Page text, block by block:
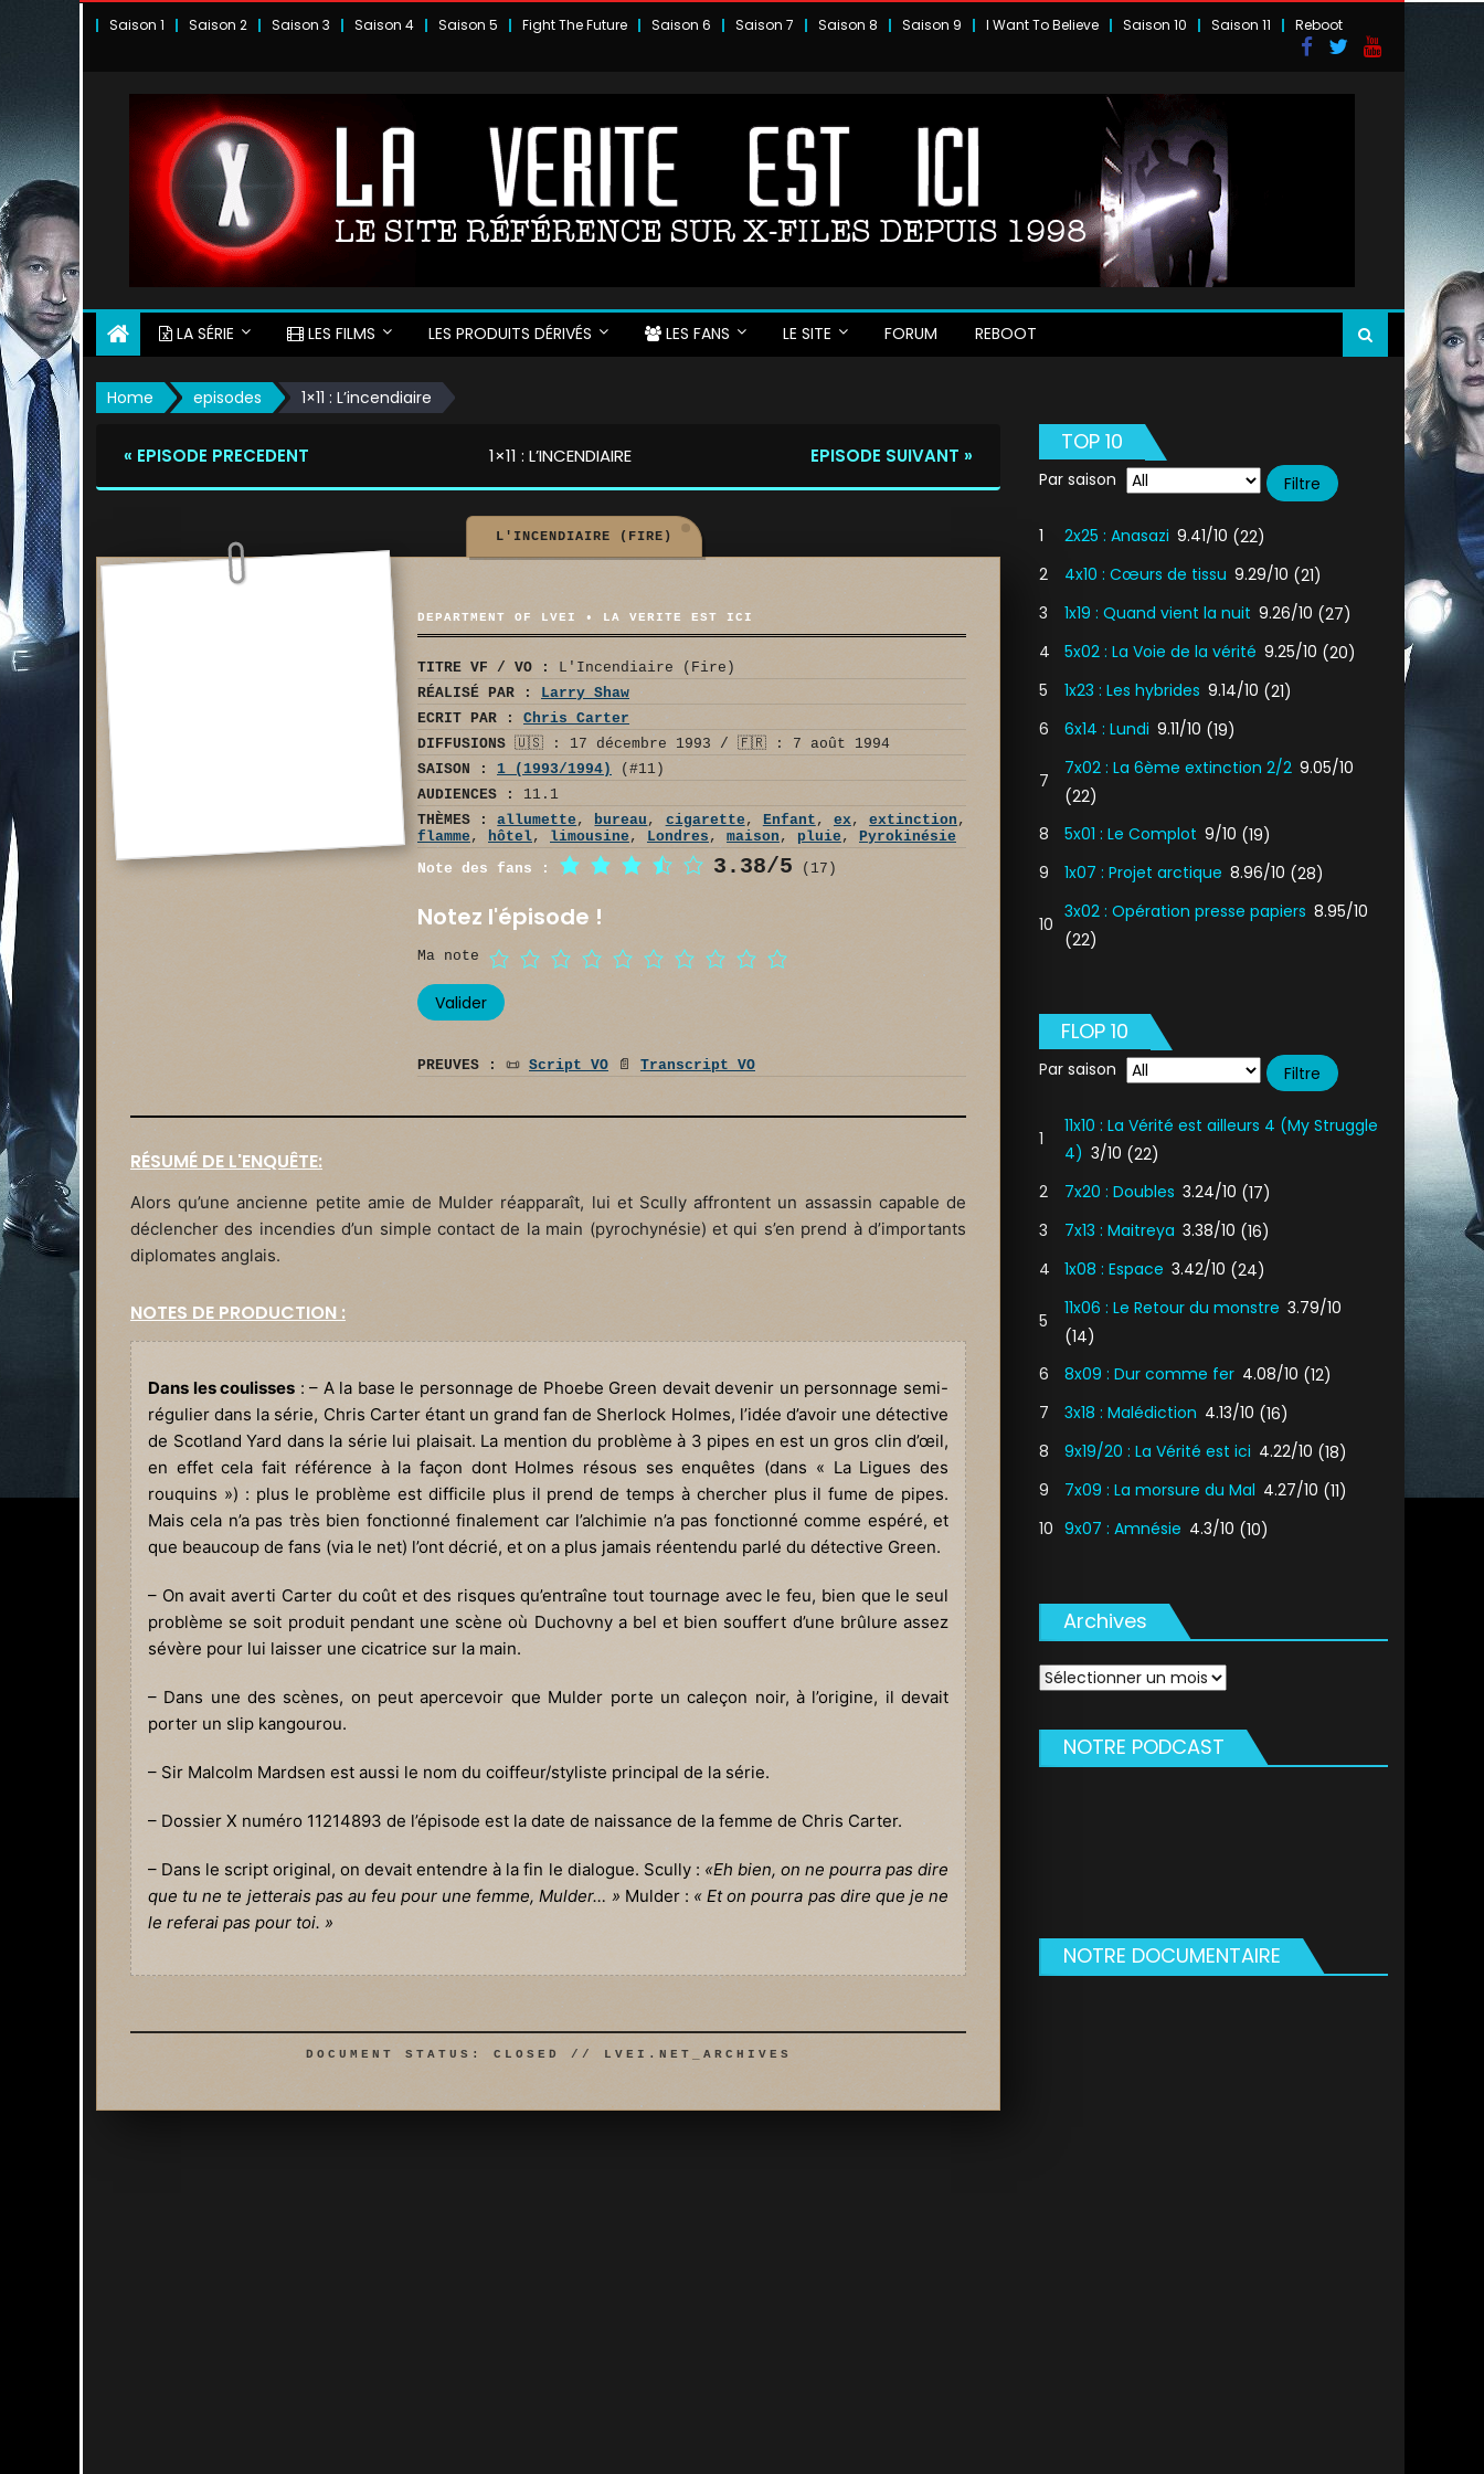
Saison 1 Saison 2 Saison 3 Saison 4 Saison 5 Fight The Future Saison 6 Saison 7 Saison 8 Saison 9 I Want To Believe Saison 10 Saison 11 Reboot
LA SÉRIE LES FILMS LES PRODUITS DÉRIVÉS LES FANS LE SITE FORUM REBOOT
Home episodes 1×11 : L’incendiaire
« EPISODE PRECEDENT 1×11 : L’INCENDIAIRE EPISODE SUIVANT »
L'INCENDIAIRE (FIRE)
DEPARTMENT OF LVEI • LA VERITE EST ICI
TITRE VF / VO :
L'Incendiaire (Fire)
RÉALISÉ PAR :
Larry Shaw
ECRIT PAR :
Chris Carter
DIFFUSIONS 🇺🇸 : 17 décembre 1993 / 🇫🇷 : 7 août 1994
SAISON :
1 (1993/1994)
(#11)
AUDIENCES :
11.1
THÈMES :
allumette , bureau , cigarette , Enfant , ex,extinction ,
flamme , hôtel, limousine , Londres , maison , pluie , Pyrokinésie
Note des fans :
3.38/5 (17)
Notez l'épisode !
Ma note
PREUVES : 📜 Script VO 📄 Transcript VO
RÉSUMÉ DE L'ENQUÊTE:
Alors qu’une ancienne petite amie de Mulder réapparaît, lui et Scully affrontent un assassin capable de
déclencher des incendies d’un simple contact de la main (pyrochynésie) et qui s’en prend à d’importants
diplomates anglais.
NOTES DE PRODUCTION :
Dans les coulisses : – A la base le personnage de Phoebe Green devait devenir un personnage semi-
régulier dans la série, Chris Carter étant un grand fan de Sherlock Holmes, l’idée d’avoir une détective
de Scotland Yard dans la série lui plaisait. La mention du problème à 3 pipes en est un gros clin d’œil,
en effet cela fait référence à la façon dont Holmes résous ses enquêtes (dans « La Ligues des
rouquins ») : plus le problème est difficile plus il prend de temps à chercher plus il fume de pipes.
Mais cela n’a pas très bien fonctionné finalement car l’alchimie n’a pas fonctionné comme espéré, et
que beaucoup de fans (via le net) l’ont décrié, et on a plus jamais réentendu parlé du détective Green.
– On avait averti Carter du coût et des risques qu’entraîne tout tournage avec le feu, bien que le seul
problème se soit produit pendant une scène où Duchovny a bel et bien souffert d’une brûlure assez
sévère pour lui laisser une cicatrice sur la main.
– Dans une des scènes, on peut apercevoir que Mulder porte un caleçon noir, à l’origine, il devait
porter un slip kangourou.
– Sir Malcolm Mardsen est aussi le nom du coiffeur/styliste principal de la série.
– Dossier X numéro 11214893 de l’épisode est la date de naissance de la femme de Chris Carter.
– Dans le script original, on devait entendre à la fin le dialogue. Scully : «Eh bien, on ne pourra pas dire
que tu ne te jetterais pas au feu pour une femme, Mulder… » Mulder : « Et on pourra pas dire que je ne
le referai pas pour toi. »
DOCUMENT STATUS: CLOSED // LVEI.NET_ARCHIVES
TOP 10
Par saison
1 2x25 : Anasazi 9.41/10 (22)
2
4x10 : Cœurs de tissu 9.29/10 (21)
3
1x19 : Quand vient la nuit 9.26/10 (27)
4
5x02 : La Voie de la vérité 9.25/10 (20)
5
1x23 : Les hybrides 9.14/10 (21)
6
6x14 : Lundi 9.11/10 (19)
7
7x02 : La 6ème extinction 2/2 9.05/10
(22)
8
5x01 : Le Complot 9/10 (19)
9
1x07 : Projet arctique 8.96/10 (28)
10
3x02 : Opération presse papiers 8.95/10
(22)
FLOP 10
Par saison
1
11x10 : La Vérité est ailleurs 4 (My Struggle
4) 3/10 (22)
2
7x20 : Doubles 3.24/10 (17)
3
7x13 : Maitreya 3.38/10 (16)
4
1x08 : Espace 3.42/10 (24)
5
11x06 : Le Retour du monstre 3.79/10
(14)
6
8x09 : Dur comme fer 4.08/10 (12)
7
3x18 : Malédiction 4.13/10 (16)
8
9x19/20 : La Vérité est ici 4.22/10 (18)
9
7x09 : La morsure du Mal 4.27/10 (11)
10 9x07 : Amnésie 4.3/10 (10)
Archives
Archives
NOTRE PODCAST
NOTRE DOCUMENTAIRE